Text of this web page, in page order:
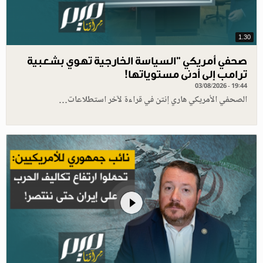
1.30
صحفي أمريكي "السياسة الخارجية تهوي بشعبية
ترامب إلى أدنى مستوياتها!
03/08/2026 - 19:44
الصحفي الأمريكي هاري إنتن في قراءة لآخر استطلاعات…